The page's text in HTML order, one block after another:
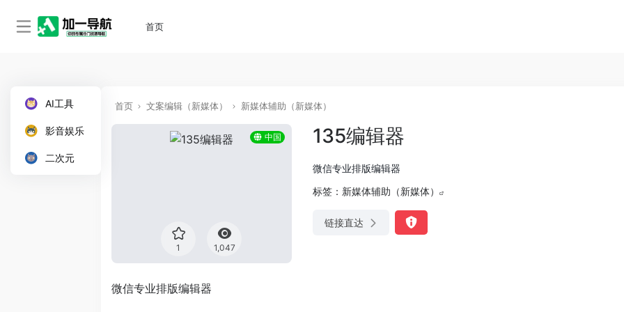
首页
AI工具
影音娱乐
二次元
首页 文案编辑（新媒体） 新媒体辅助（新媒体）
中国
1 1,047
135编辑器
微信专业排版编辑器
标签： 新媒体辅助（新媒体）
链接直达
微信专业排版编辑器